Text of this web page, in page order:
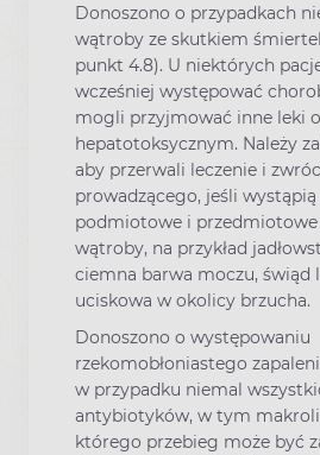
Donoszono o przypadkach
wątroby ze skutkiem
punkt 4.8). U niektórych
wcześniej występować
mogli przyjmować inne leki o
hepatotoksycznym. Należy
aby przerwali leczenie i
prowadzącego, jeśli
podmiotowe i
wątroby, na przykład
ciemna barwa moczu, świąd
uciskowa w okolicy brzucha.
Donoszono o występowaniu
rzekomobłoniastego
w przypadku niemal
antybiotyków, w tym
którego przebieg może być